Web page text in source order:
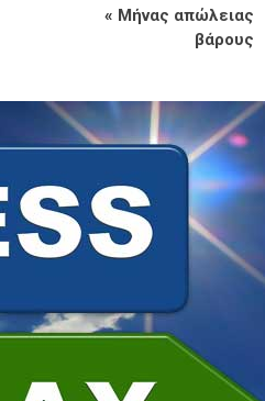
« Μήνας απώλειας
βάρους